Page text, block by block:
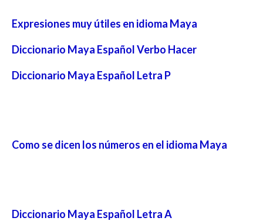
Expresiones muy útiles en idioma Maya
Diccionario Maya Español Verbo Hacer
Diccionario Maya Español Letra P
Como se dicen los números en el idioma Maya
Diccionario Maya Español Letra A